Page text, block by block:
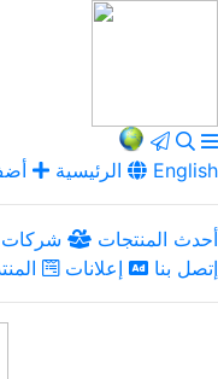
الرئيسية English
أحدث المنتجات شركات
إتصل بنا
إعلانات